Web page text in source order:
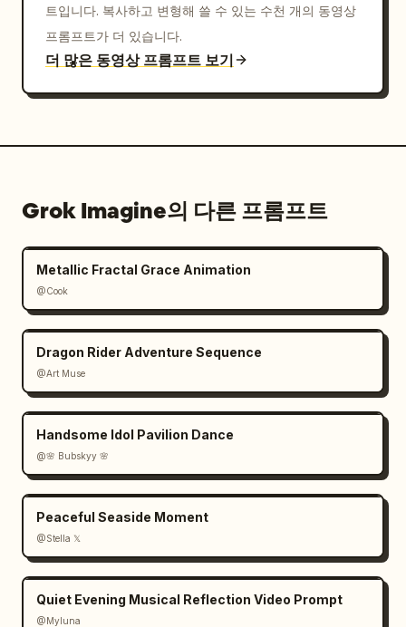
트입니다. 복사하고 변형해 쓸 수 있는 수천 개의 동영상
프롬프트가 더 있습니다.
더 많은 동영상 프롬프트 보기
Grok Imagine의 다른 프롬프트
Metallic Fractal Grace Animation
@Cook
Dragon Rider Adventure Sequence
@Art Muse
Handsome Idol Pavilion Dance
@🌸 Bubskyy 🌸
Peaceful Seaside Moment
@Stella 𝕏
Quiet Evening Musical Reflection Video Prompt
@Myluna